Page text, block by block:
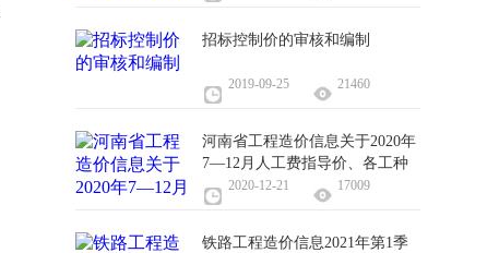
招标控制价的审核和编制
2019-09-25 21460
河南省工程造价信息关于2020年
7—12月人工费指导价、各工种
信息价、实物工程量人工成本信
息价
2020-12-21 17009
铁路工程造价信息2021年第1季